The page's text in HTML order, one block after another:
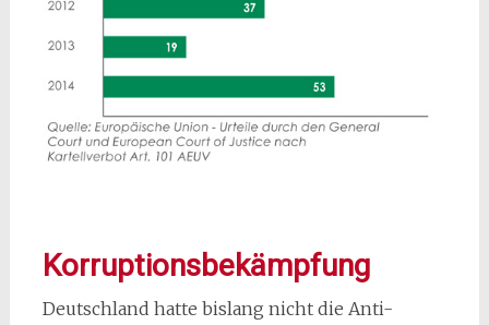
Korruptionsbekämpfung
Deutschland hatte bislang nicht die Anti-